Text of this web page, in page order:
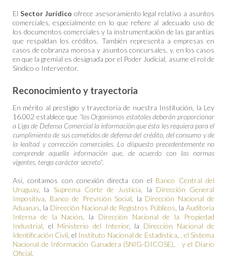
El Sector Jurídico ofrece asesoramiento legal relativo a asuntos
comerciales, especialmente en lo que refiere al adecuado uso de
los documentos comerciales y la instrumentación de las garantías
que respaldan los créditos. También representa a empresas en
casos de cobranza morosa y asuntos concursales, y, en los casos
en que la gremial es designada por el Poder Judicial, asume el rol de
Síndico o Interventor.
Reconocimiento y trayectoria
En mérito al prestigio y trayectoria de nuestra Institución, la Ley
16.002 establece que “los Organismos estatales deberán proporcionar
a Liga de Defensa Comercial la información que ésta les requiera para el
cumplimiento de sus cometidos de defensa del crédito, del consumo y de
la lealtad y corrección comerciales. Lo dispuesto precedentemente no
comprende aquella información que, de acuerdo con las normas
vigentes, tenga carácter secreto”.
Así, contamos con conexión directa con el Banco Central del
Uruguay, la Suprema Corte de Justicia , la Dirección General
Impositiva
Banco de Previsión Social , la Dirección Nacional de
Aduanas , la Dirección Nacional de Registros Públicos , la Auditoría
Interna de la Nación , la Dirección Nacional de la Propiedad
Industrial , el Ministerio del Interior, la Dirección Nacional de
Identificación Civil , el Instituto Nacional de Estadística
, el Sistema
Nacional de Información Ganadera (SNIG-DICOSE)
y el Diario
Oficial.